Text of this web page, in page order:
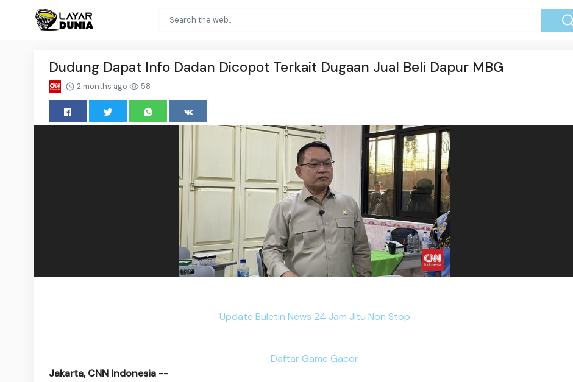
Dudung Dapat Info Dadan Dicopot Terkait Dugaan Jual Beli Dapur MBG
2 months ago 58
Update Buletin News 24 Jam Jitu Non Stop
Daftar Game Gacor
Jakarta, CNN Indonesia --